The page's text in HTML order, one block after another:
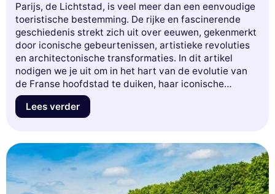
Parijs, de Lichtstad, is veel meer dan een eenvoudige
toeristische bestemming. De rijke en fascinerende
geschiedenis strekt zich uit over eeuwen, gekenmerkt
door iconische gebeurtenissen, artistieke revoluties
en architectonische transformaties. In dit artikel
nodigen we je uit om in het hart van de evolutie van
de Franse hoofdstad te duiken, haar iconische
monumenten, historische wijken en de personen die
haar identiteit hebben gevormd te ontdekken. Of je nu
iconische metropool, laat je meevoeren door de
pagina's van de tijd en verken alles wat Parijs te
bieden heeft. Klaar om aan boord te gaan voor een
onvergetelijke reis?
Lees verder